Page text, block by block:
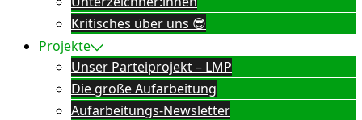
Kritisches über uns 😎
Projekte
Unser Parteiprojekt – LMP
Die große Aufarbeitung
Aufarbeitungs-Newsletter